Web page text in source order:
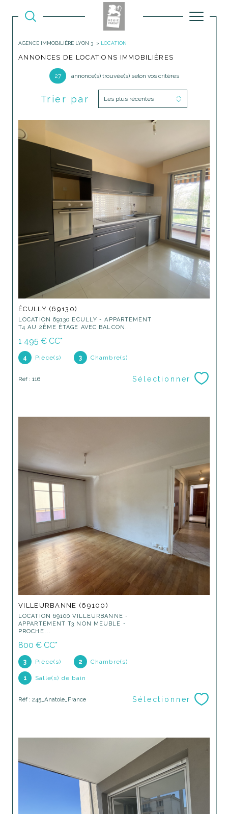
AGENCE IMMOBILIÈRE LYON 3 LOCATION
ANNONCES DE LOCATIONS IMMOBILIÈRES
27 annonce(s) trouvée(s) selon vos critères
Trier par Les plus récentes
ÉCULLY (69130)
LOCATION 69130 ECULLY - APPARTEMENT
T4 AU 2ÈME ÉTAGE AVEC BALCON...
1 495 € CC*
4 Pièce(s) 3 Chambre(s)
Réf : 116 Sélectionner
VILLEURBANNE (69100)
LOCATION 69100 VILLEURBANNE -
APPARTEMENT T3 NON MEUBLE -
PROCHE...
800 € CC*
3 Pièce(s) 2 Chambre(s)
1 Salle(s) de bain
Réf : 245_Anatole_France Sélectionner